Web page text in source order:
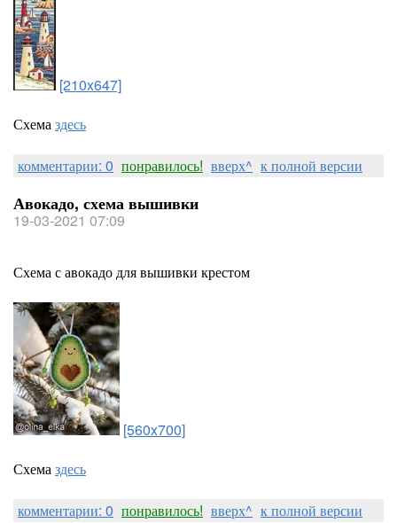
[210x647]
Схемаздесь
комментарии: 0 понравилось! вверх^ к полной версии
Авокадо, схема вышивки
19-03-2021 07:09
Схема с авокадо для вышивки крестом
[560x700]
Схемаздесь
комментарии: 0 понравилось! вверх^ к полной версии